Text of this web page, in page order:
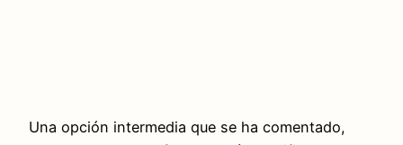
Una opción intermedia que se ha comentado,